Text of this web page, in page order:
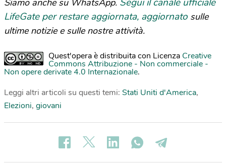
LifeGate per restare aggiornata, aggiornato sulle
ultime notizie e sulle nostre attività.
Quest'opera è distribuita con Licenza Creative
Commons Attribuzione - Non commerciale -
Non opere derivate 4.0 Internazionale.
Leggi altri articoli su questi temi: Stati Uniti d'America,
Elezioni, giovani